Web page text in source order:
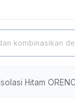
Isolasi Hitam